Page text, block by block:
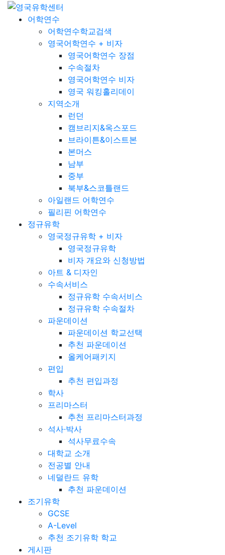
어학연수
어학연수학교검색
영국어학연수 + 비자
영국어학연수 장점
수속절차
영국어학연수 비자
영국 워킹홀리데이
지역소개
런던
캠브리지&옥스포드
브라이튼&이스트본
본머스
남부
중부
북부&스코틀랜드
아일랜드 어학연수
필리핀 어학연수
정규유학
영국정규유학 + 비자
영국정규유학
비자 개요와 신청방법
아트 & 디자인
수속서비스
정규유학 수속서비스
정규유학 수속절차
파운데이션
파운데이션 학교선택
추천 파운데이션
올케어패키지
편입
추천 편입과정
학사
프리마스터
추천 프리마스터과정
석사·박사
석사무료수속
대학교 소개
전공별 안내
네덜란드 유학
추천 파운데이션
조기유학
GCSE
A-Level
추천 조기유학 학교
게시판